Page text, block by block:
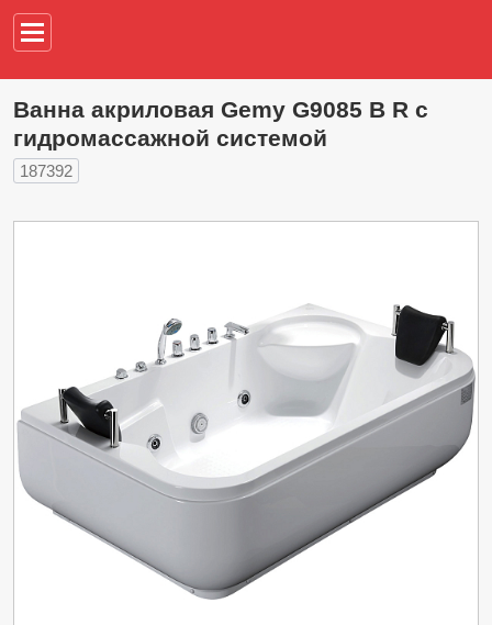
Ванна акриловая Gemy G9085 B R с
гидромассажной системой
187392